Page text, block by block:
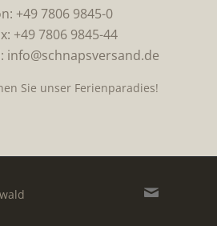
+49 7806 9845-0
+49 7806 9845-44
info@schnapsversand.de
Sie unser Ferienparadies!